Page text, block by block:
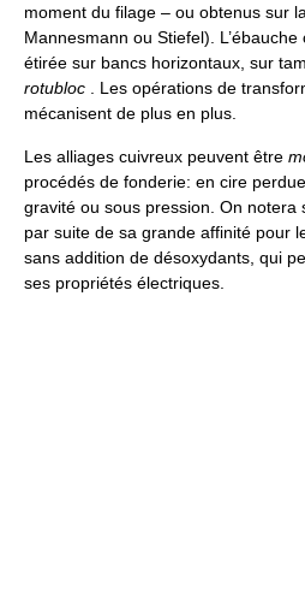
moment du filage – ou obtenus sur
Mannesmann ou Stiefel).
étirée sur bancs horizontaux, sur
rotubloc . Les opérations de
mécanisent de plus en plus.
Les alliages cuivreux peuvent être
procédés de fonderie: en cire
gravité ou sous pression. On notera
par suite de sa grande affinité pour
sans addition de désoxydants, qui
ses propriétés électriques.